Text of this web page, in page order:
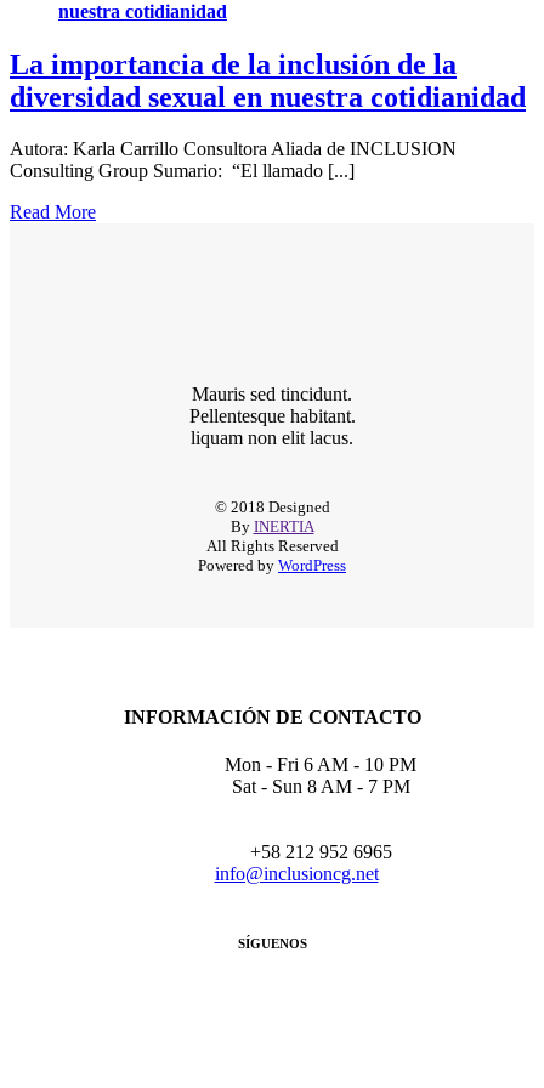
nuestra cotidianidad
La importancia de la inclusión de la
diversidad sexual en nuestra cotidianidad
Autora: Karla Carrillo Consultora Aliada de INCLUSION
Consulting Group Sumario: “El llamado [...]
Read More
Mauris sed tincidunt.
Pellentesque habitant.
liquam non elit lacus.
© 2018 Designed
By INERTIA
All Rights Reserved
Powered by WordPress
INFORMACIÓN DE CONTACTO
Mon - Fri 6 AM - 10 PM
Sat - Sun 8 AM - 7 PM
+58 212 952 6965
info@inclusioncg.net
SÍGUENOS